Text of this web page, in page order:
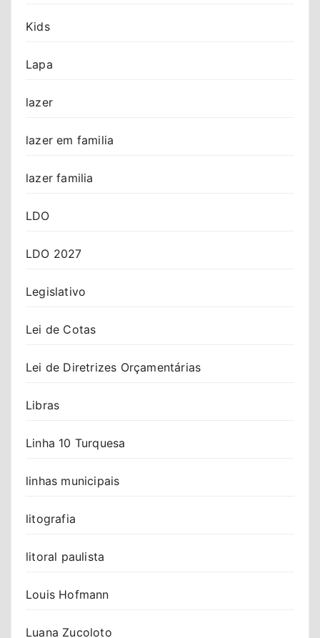
Kids
Lapa
lazer
lazer em familia
lazer familia
LDO
LDO 2027
Legislativo
Lei de Cotas
Lei de Diretrizes Orçamentárias
Libras
Linha 10 Turquesa
linhas municipais
litografia
litoral paulista
Louis Hofmann
Luana Zucoloto